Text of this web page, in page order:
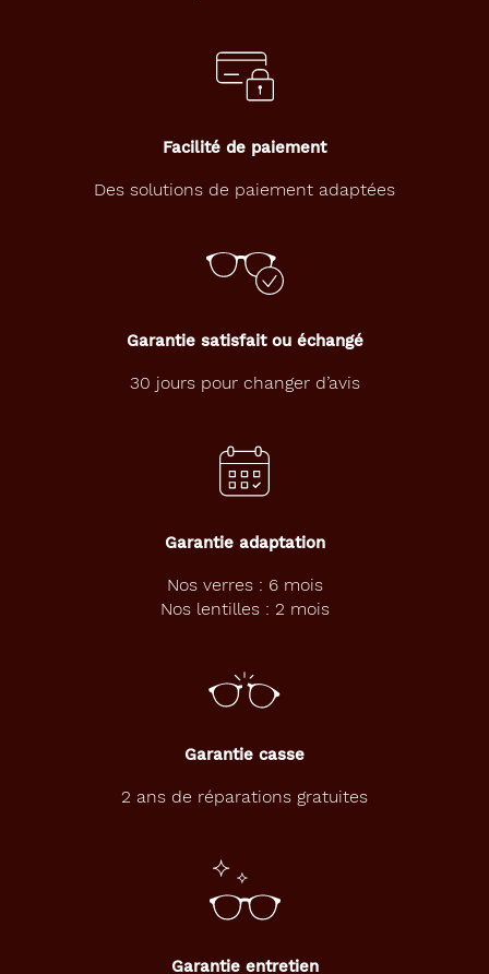
Facilité de paiement
Des solutions de paiement adaptées
Garantie satisfait ou échangé
30 jours pour changer d’avis
Garantie adaptation
Nos verres : 6 mois
Nos lentilles : 2 mois
Garantie casse
2 ans de réparations gratuites
Garantie entretien